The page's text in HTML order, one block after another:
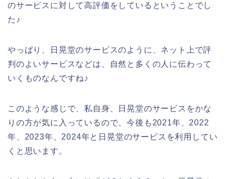
のサービスに対して高評価をしているということでし
た♪
やっぱり、日晃堂のサービスのように、ネット上で評
判のよいサービスなどは、自然と多くの人に伝わって
いくものなんですね♪
このような感じで、私自身、日晃堂のサービスをかな
りの方が気に入っているので、今後も2021年、2022
年、2023年、2024年と日晃堂のサービスを利用してい
くと思います。